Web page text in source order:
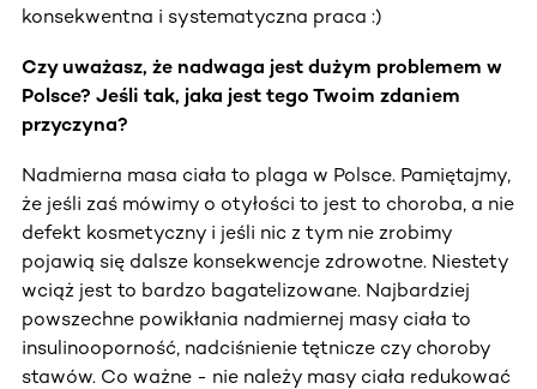
konsekwentna i systematyczna praca :)
Czy uważasz, że nadwaga jest dużym problemem w
Polsce? Jeśli tak, jaka jest tego Twoim zdaniem
przyczyna?
Nadmierna masa ciała to plaga w Polsce. Pamiętajmy,
że jeśli zaś mówimy o otyłości to jest to choroba, a nie
defekt kosmetyczny i jeśli nic z tym nie zrobimy
pojawią się dalsze konsekwencje zdrowotne. Niestety
wciąż jest to bardzo bagatelizowane. Najbardziej
powszechne powikłania nadmiernej masy ciała to
insulinooporność, nadciśnienie tętnicze czy choroby
stawów. Co ważne - nie należy masy ciała redukować